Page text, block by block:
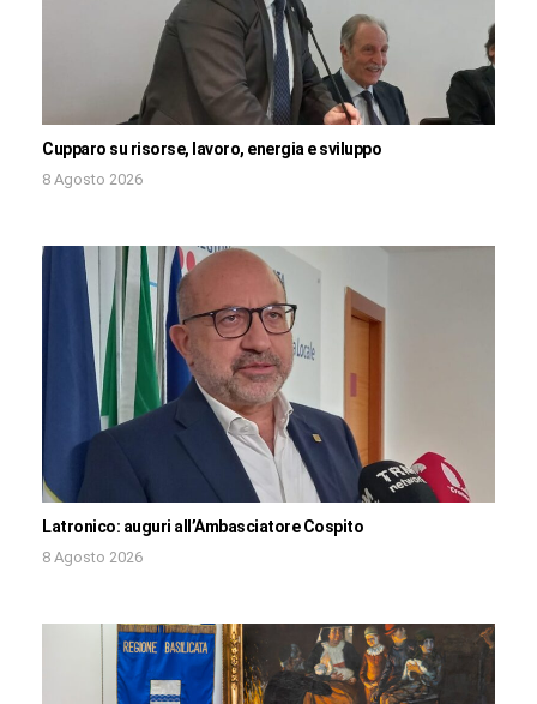
Cupparo su risorse, lavoro, energia e sviluppo
8 Agosto 2026
Latronico: auguri all’Ambasciatore Cospito
8 Agosto 2026